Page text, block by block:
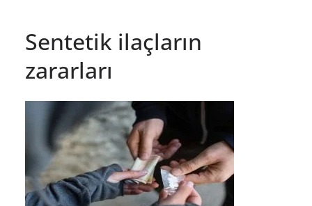
Sentetik ilaçların
zararları